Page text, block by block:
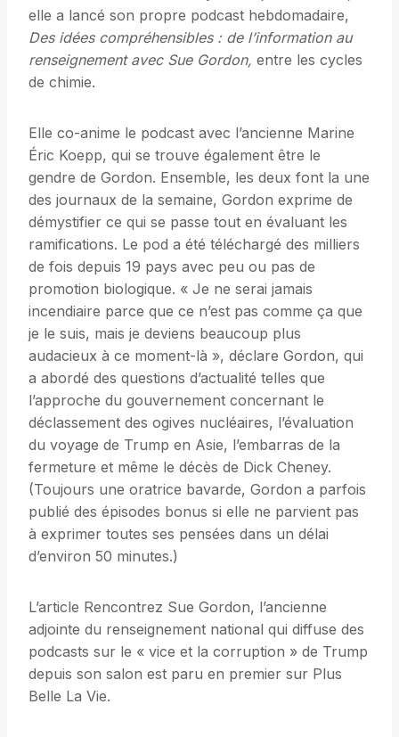
elle a lancé son propre podcast hebdomadaire,
Des idées compréhensibles : de l’information au
renseignement avec Sue Gordon, entre les cycles
de chimie.
Elle co-anime le podcast avec l’ancienne Marine
Éric Koepp, qui se trouve également être le
gendre de Gordon. Ensemble, les deux font la une
des journaux de la semaine, Gordon exprime de
démystifier ce qui se passe tout en évaluant les
ramifications. Le pod a été téléchargé des milliers
de fois depuis 19 pays avec peu ou pas de
promotion biologique. « Je ne serai jamais
incendiaire parce que ce n’est pas comme ça que
je le suis, mais je deviens beaucoup plus
audacieux à ce moment-là », déclare Gordon, qui
a abordé des questions d’actualité telles que
l’approche du gouvernement concernant le
déclassement des ogives nucléaires, l’évaluation
du voyage de Trump en Asie, l’embarras de la
fermeture et même le décès de Dick Cheney.
(Toujours une oratrice bavarde, Gordon a parfois
publié des épisodes bonus si elle ne parvient pas
à exprimer toutes ses pensées dans un délai
d’environ 50 minutes.)
L’article Rencontrez Sue Gordon, l’ancienne
adjointe du renseignement national qui diffuse des
podcasts sur le « vice et la corruption » de Trump
depuis son salon est paru en premier sur Plus
Belle La Vie.